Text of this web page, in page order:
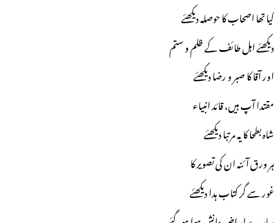
کیا تھا اصحاب کا حوصلہ دیکھئے
دیکھئے اہل طائف کے ظلم و ستم
اور آقا کا صبر و رضا دیکھئے
مقتدا آپ ہیں، قائد انبیاء
شاہ بطحا کا یہ مرتبا دیکھئے
ہر ورق آئنہ ان کی تصویر کا
غور سے گر کتاب ہدا دیکھئے